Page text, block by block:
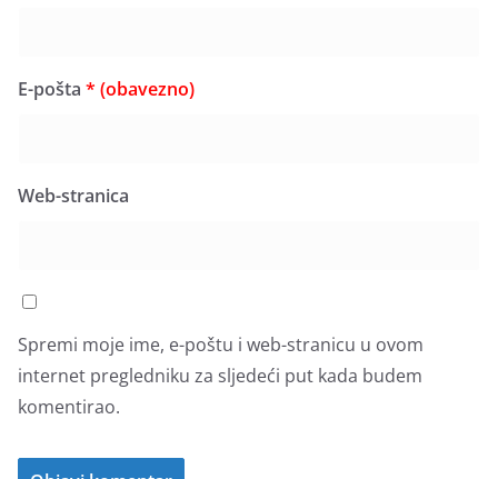
E-pošta * (obavezno)
Web-stranica
Spremi moje ime, e-poštu i web-stranicu u ovom
internet pregledniku za sljedeći put kada budem
komentirao.